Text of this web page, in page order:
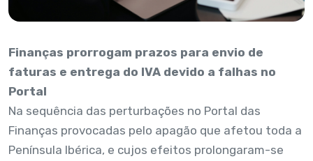
Finanças prorrogam prazos para envio de
faturas e entrega do IVA devido a falhas no
Portal
Na sequência das perturbações no Portal das
Finanças provocadas pelo apagão que afetou toda a
Península Ibérica, e cujos efeitos prolongaram-se